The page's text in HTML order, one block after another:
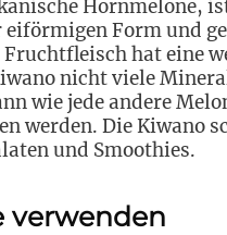
Hornmelone,
Form und
hat eine
nicht viele
wie jede andere
werden. Die Kiwano
und Smoothies.
verwenden